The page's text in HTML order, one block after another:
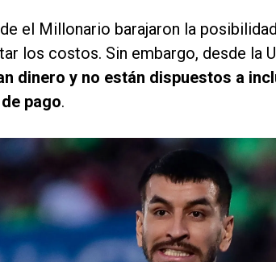
el Millonario barajaron la
los costos. Sin embargo, desde la
dinero y no están dispuestos a
pago.